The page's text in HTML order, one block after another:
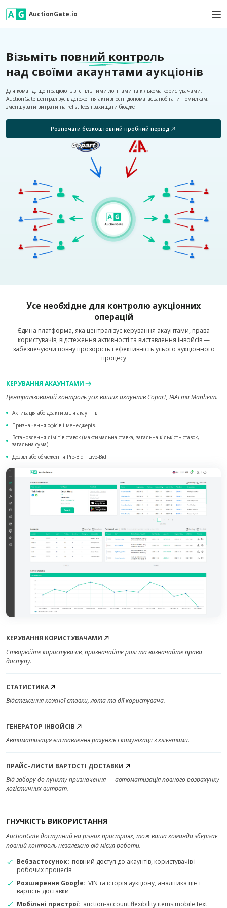
AuctionGate.io
Візьміть повний контроль
над своїми акаунтами аукціонів
Для команд, що працюють зі спільними логінами та кількома користувачами,
AuctionGate централізує відстеження активності: допомагає запобігати помилкам,
зменшувати витрати на relist fees і захищати бюджет
Розпочати безкоштовний пробний період
Усе необхідне для контролю аукціонних
операцій
Єдина платформа, яка централізує керування акаунтами, права
користувачів, відстеження активності та виставлення інвойсів —
забезпечуючи повну прозорість і ефективність усього аукціонного
процесу
КЕРУВАННЯ АКАУНТАМИ
Централізований контроль усіх ваших акаунтів Copart, IAAI та Manheim.
Активація або деактивація акаунтів.
Призначення офісів і менеджерів.
Встановлення лімітів ставок (максимальна ставка, загальна кількість ставок,
загальна сума).
Дозвіл або обмеження Pre-Bid і Live-Bid.
КЕРУВАННЯ КОРИСТУВАЧАМИ
Створюйте користувачів, призначайте ролі та визначайте права
доступу.
СТАТИСТИКА
Відстеження кожної ставки, лота та дії користувача.
ГЕНЕРАТОР ІНВОЙСІВ
Автоматизація виставлення рахунків і комунікації з клієнтами.
ПРАЙС-ЛИСТИ ВАРТОСТІ ДОСТАВКИ
Від забору до пункту призначення — автоматизація повного розрахунку
логістичних витрат.
ГНУЧКІСТЬ ВИКОРИСТАННЯ
AuctionGate доступний на різних пристроях, тож ваша команда зберігає
повний контроль незалежно від місця роботи.
Вебзастосунок: повний доступ до акаунтів, користувачів і
робочих процесів
Розширення Google: VIN та історія аукціону, аналітика цін і
вартість доставки
Мобільні пристрої: auction-account.flexibility.items.mobile.text